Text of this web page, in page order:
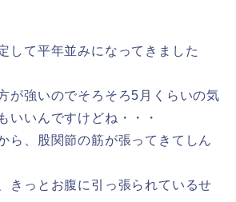
して平年並みになってきました
が強いのでそろそろ5月くらいの気
いいんですけどね・・・
ら、股関節の筋が張ってきてしん
きっとお腹に引っ張られているせ